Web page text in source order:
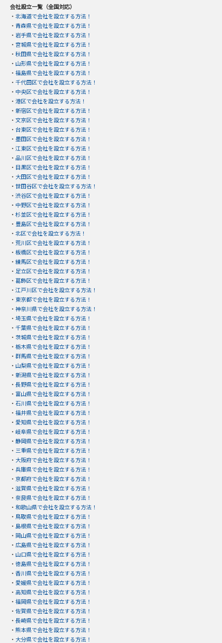
会社設立一覧（全国対応）
・ 北海道で会社を設立する方法！
・ 青森県で会社を設立する方法！
・ 岩手県で会社を設立する方法！
・ 宮城県で会社を設立する方法！
・ 秋田県で会社を設立する方法！
・ 山形県で会社を設立する方法！
・ 福島県で会社を設立する方法！
・ 千代田区で会社を設立する方法！
・ 中央区で会社を設立する方法！
・ 港区で会社を設立する方法！
・ 新宿区で会社を設立する方法！
・ 文京区で会社を設立する方法！
・ 台東区で会社を設立する方法！
・ 墨田区で会社を設立する方法！
・ 江東区で会社を設立する方法！
・ 品川区で会社を設立する方法！
・ 目黒区で会社を設立する方法！
・ 大田区で会社を設立する方法！
・ 世田谷区で会社を設立する方法！
・ 渋谷区で会社を設立する方法！
・ 中野区で会社を設立する方法！
・ 杉並区で会社を設立する方法！
・ 豊島区で会社を設立する方法！
・ 北区で会社を設立する方法！
・ 荒川区で会社を設立する方法！
・ 板橋区で会社を設立する方法！
・ 練馬区で会社を設立する方法！
・ 足立区で会社を設立する方法！
・ 葛飾区で会社を設立する方法！
・ 江戸川区で会社を設立する方法！
・ 東京都で会社を設立する方法！
・ 神奈川県で会社を設立する方法！
・ 埼玉県で会社を設立する方法！
・ 千葉県で会社を設立する方法！
・ 茨城県で会社を設立する方法！
・ 栃木県で会社を設立する方法！
・ 群馬県で会社を設立する方法！
・ 山梨県で会社を設立する方法！
・ 新潟県で会社を設立する方法！
・ 長野県で会社を設立する方法！
・ 富山県で会社を設立する方法！
・ 石川県で会社を設立する方法！
・ 福井県で会社を設立する方法！
・ 愛知県で会社を設立する方法！
・ 岐阜県で会社を設立する方法！
・ 静岡県で会社を設立する方法！
・ 三重県で会社を設立する方法！
・ 大阪府で会社を設立する方法！
・ 兵庫県で会社を設立する方法！
・ 京都府で会社を設立する方法！
・ 滋賀県で会社を設立する方法！
・ 奈良県で会社を設立する方法！
・ 和歌山県で会社を設立する方法！
・ 鳥取県で会社を設立する方法！
・ 島根県で会社を設立する方法！
・ 岡山県で会社を設立する方法！
・ 広島県で会社を設立する方法！
・ 山口県で会社を設立する方法！
・ 徳島県で会社を設立する方法！
・ 香川県で会社を設立する方法！
・ 愛媛県で会社を設立する方法！
・ 高知県で会社を設立する方法！
・ 福岡県で会社を設立する方法！
・ 佐賀県で会社を設立する方法！
・ 長崎県で会社を設立する方法！
・ 熊本県で会社を設立する方法！
・ 大分県で会社を設立する方法！